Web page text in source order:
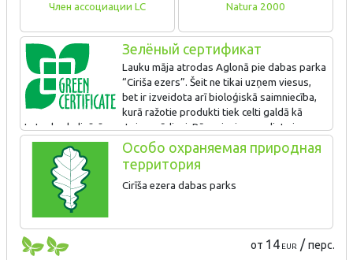
Член ассоциации LC Natura 2000
Зелёный сертификат
Lauku māja atrodas Aglonā pie dabas parka
“Ciriša ezers”. Šeit ne tikai uzņem viesus,
bet ir izveidota arī bioloģiskā saimniecība,
kurā ražotie produkti tiek celti galdā kā
Latgales kulinārā mantojuma ēdieni. Pērn viesiem uzslieta jauna
pirtiņa.
Особо охраняемая природная
территория
Cirīša ezera dabas parks
от 14 EUR /перс.